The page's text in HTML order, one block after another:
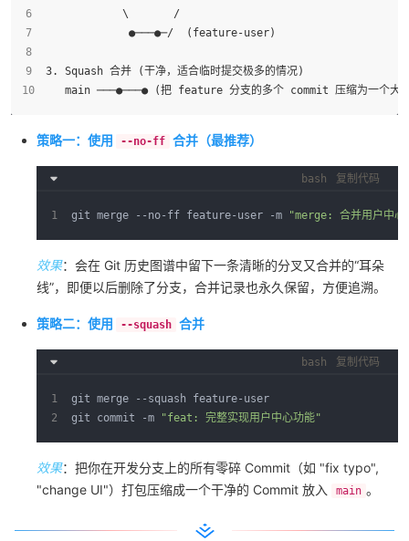
            \       /
             ●───●─/  (feature-user)
3. Squash 合并 (干净，适合临时提交极多的情况)
main ───●───● (把 feature 分支的多个 commit 压缩为一个大
策略一：使用 --no-ff 合并（最推荐）
bash 复制代码
git merge --no-ff feature-user -m "merge: 合并用户中心
效果：会在 Git 历史图谱中留下一条清晰的分叉又合并的“耳朵
线”，即便以后删除了分支，合并记录也永久保留，方便追溯。
策略二：使用 --squash 合并
bash 复制代码
git merge --squash feature-user
git commit -m
"feat: 完整实现用户中心功能"
效果：把你在开发分支上的所有零碎 Commit（如 "fix typo",
"change UI"）打包压缩成一个干净的 Commit 放入
main 。